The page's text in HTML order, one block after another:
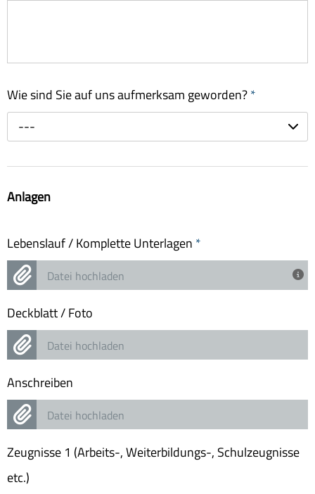
Wie sind Sie auf uns aufmerksam geworden?*
---
Anlagen
Lebenslauf / Komplette Unterlagen *
Datei hochladen
Deckblatt / Foto
Datei hochladen
Anschreiben
Datei hochladen
Zeugnisse 1 (Arbeits-, Weiterbildungs-, Schulzeugnisse
etc.)